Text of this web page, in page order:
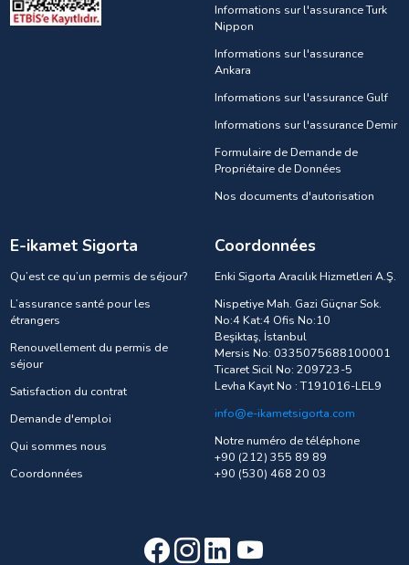
Informations sur l'assurance Turk
Nippon
Informations sur l'assurance
Ankara
Informations sur l'assurance Gulf
Informations sur l'assurance Demir
Formulaire de Demande de
Propriétaire de Données
Nos documents d'autorisation
E-ikamet Sigorta
Qu’est ce qu’un permis de séjour?
L’assurance santé pour les
étrangers
Renouvellement du permis de
séjour
Satisfaction du contrat
Demande d'emploi
Qui sommes nous
Coordonnées
Coordonnées
Enki Sigorta Aracılık Hizmetleri A.Ş.
Nispetiye Mah. Gazi Güçnar Sok.
No:4 Kat:4 Ofis No:10
Beşiktaş, İstanbul
Mersis No: 0335075688100001
Ticaret Sicil No: 209723-5
Levha Kayıt No : T191016-LEL9
info@e-ikametsigorta.com
Notre numéro de téléphone
+90 (212) 355 89 89
+90 (530) 468 20 03